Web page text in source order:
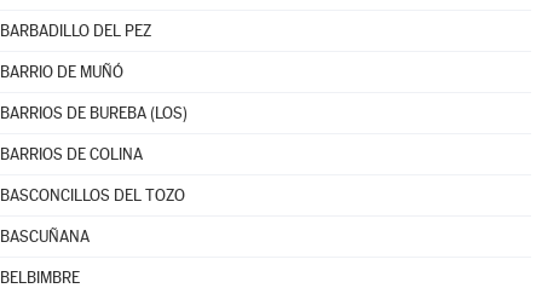
BARBADILLO DEL PEZ
BARRIO DE MUÑÓ
BARRIOS DE BUREBA (LOS)
BARRIOS DE COLINA
BASCONCILLOS DEL TOZO
BASCUÑANA
BELBIMBRE